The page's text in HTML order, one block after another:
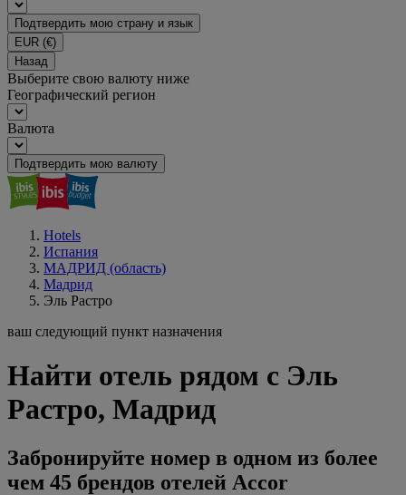
Подтвердить мою страну и язык
EUR (€)
Назад
Выберите свою валюту ниже
Географический регион
Валюта
Подтвердить мою валюту
Hotels
Испания
МАДРИД (область)
Мадрид
Эль Растро
ваш следующий пункт назначения
Найти отель рядом с Эль
Растро, Мадрид
Забронируйте номер в одном из более
чем 45 брендов отелей Accor